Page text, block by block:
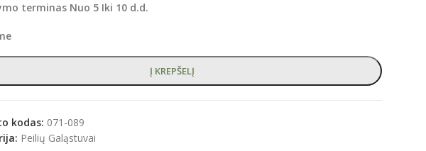
terminas Nuo 5 Iki 10 d.d.
Į KREPŠELĮ
kodas: 071-089
Peilių Galąstuvai